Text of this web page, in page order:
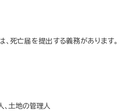
死亡届を提出する義務があります。
、土地の管理人